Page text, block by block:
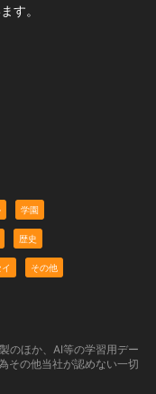
す。
学園
歴史
その他
のほか、AI等の学習用デー
その他当社が認めない一切